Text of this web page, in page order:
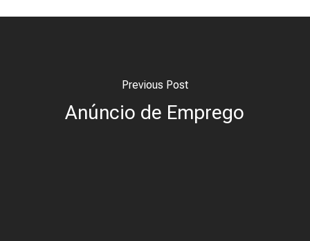
Previous Post
Anúncio de Emprego